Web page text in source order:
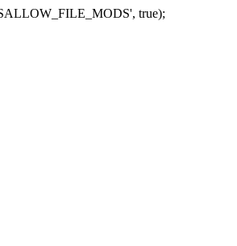
true);